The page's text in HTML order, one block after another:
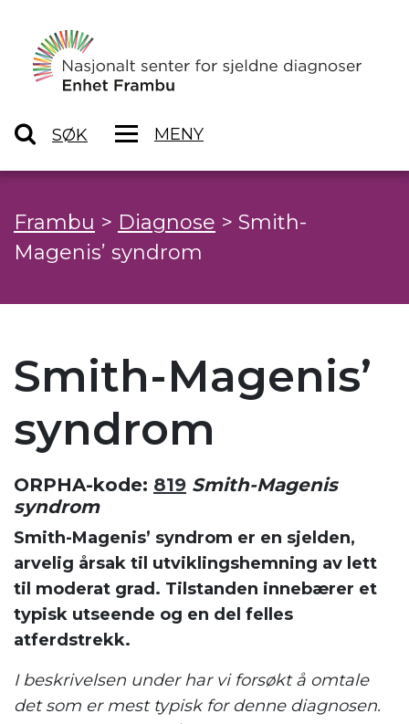
SØK MENY
Frambu > Diagnose > Smith-
Magenis’ syndrom
Smith-Magenis’
syndrom
ORPHA-kode: 819 Smith-Magenis
syndrom
Smith-Magenis’ syndrom er en sjelden,
arvelig årsak til utviklingshemning av lett
til moderat grad. Tilstanden innebærer et
typisk utseende og en del felles
atferdstrekk.
I beskrivelsen under har vi forsøkt å omtale
det som er mest typisk for denne diagnosen.